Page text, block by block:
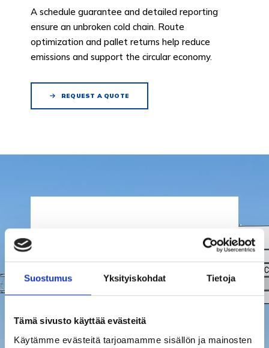
Suostumus Yksityiskohdat Tietoja
Tämä sivusto käyttää evästeitä
Käytämme evästeitä tarjoamamme sisällön ja mainosten
A schedule guarantee and detailed reporting
ensure an unbroken cold chain. Route
optimization and pallet returns help reduce
emissions and support the circular economy.
REQUEST A QUOTE
CONTACT US
Our main office is located in Kerava,
We also have a warehouse in Nokia,
near Tampere.